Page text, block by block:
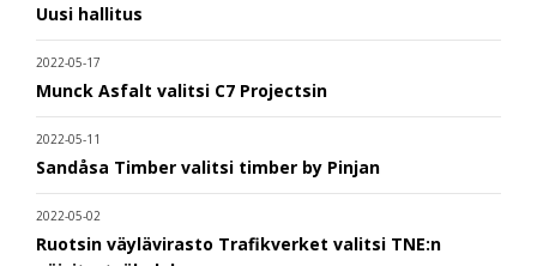
Uusi hallitus
2022-05-17
Munck Asfalt valitsi C7 Projectsin
2022-05-11
Sandåsa Timber valitsi timber by Pinjan
2022-05-02
Ruotsin väylävirasto Trafikverket valitsi TNE:n